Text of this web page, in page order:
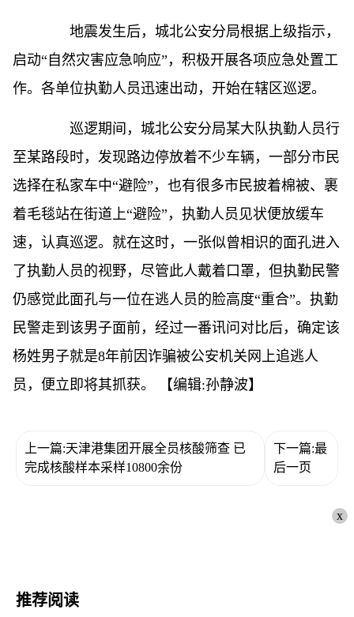
地震发生后，城北公安分局根据上级指示，
启动“自然灾害应急响应”，积极开展各项应急处置工
作。各单位执勤人员迅速出动，开始在辖区巡逻。
巡逻期间，城北公安分局某大队执勤人员行
至某路段时，发现路边停放着不少车辆，一部分市民
选择在私家车中“避险”，也有很多市民披着棉被、裹
着毛毯站在街道上“避险”，执勤人员见状便放缓车
速，认真巡逻。就在这时，一张似曾相识的面孔进入
了执勤人员的视野，尽管此人戴着口罩，但执勤民警
仍感觉此面孔与一位在逃人员的脸高度“重合”。执勤
民警走到该男子面前，经过一番讯问对比后，确定该
杨姓男子就是8年前因诈骗被公安机关网上追逃人
员，便立即将其抓获。
【编辑:孙静波】
上一篇:天津港集团开展全员核酸筛查 已
完成核酸样本采样10800余份
下一篇:最
后一页
x
推荐阅读